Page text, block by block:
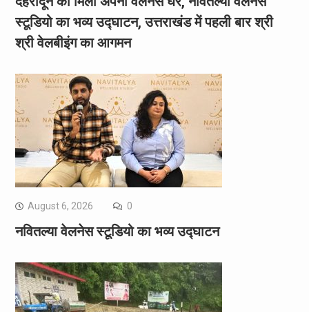
स्टूडियो का भव्य उद्घाटन, उत्तराखंड में पहली बार श्री
श्री वेलबीइंग का आगमन
August 6, 2026 0
नवितल्या वेलनेस स्टूडियो का भव्य उद्घाटन